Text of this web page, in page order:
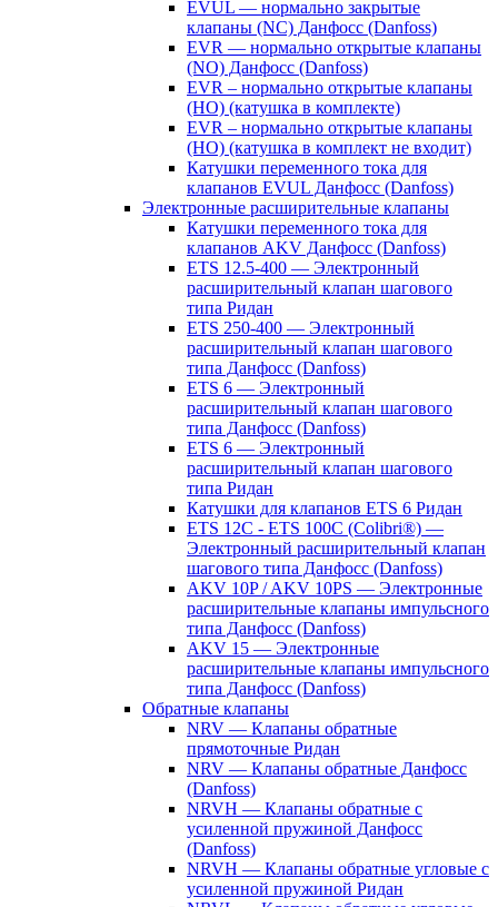
EVUL — нормально закрытые
клапаны (NC) Данфосс (Danfoss)
EVR — нормально открытые клапаны
(NO) Данфосс (Danfoss)
EVR – нормально открытые клапаны
(НО) (катушка в комплекте)
EVR – нормально открытые клапаны
(НО) (катушка в комплект не входит)
Катушки переменного тока для
клапанов EVUL Данфосс (Danfoss)
Электронные расширительные клапаны
Катушки переменного тока для
клапанов AKV Данфосс (Danfoss)
ETS 12.5-400 — Электронный
расширительный клапан шагового
типа Ридан
ETS 250-400 — Электронный
расширительный клапан шагового
типа Данфосс (Danfoss)
ETS 6 — Электронный
расширительный клапан шагового
типа Данфосс (Danfoss)
ETS 6 — Электронный
расширительный клапан шагового
типа Ридан
Катушки для клапанов ETS 6 Ридан
ETS 12C - ETS 100C (Colibri®) —
Электронный расширительный клапан
шагового типа Данфосс (Danfoss)
AKV 10P / AKV 10PS — Электронные
расширительные клапаны импульсного
типа Данфосс (Danfoss)
AKV 15 — Электронные
расширительные клапаны импульсного
типа Данфосс (Danfoss)
Обратные клапаны
NRV — Клапаны обратные
прямоточные Ридан
NRV — Клапаны обратные Данфосс
(Danfoss)
NRVH — Клапаны обратные с
усиленной пружиной Данфосс
(Danfoss)
NRVH — Клапаны обратные угловые с
усиленной пружиной Ридан